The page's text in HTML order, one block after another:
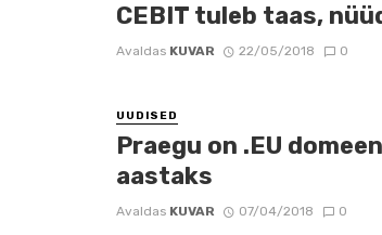
CEBIT tuleb taas,
Avaldas KUVAR 22/05/2018 0
UUDISED
Praegu on .EU
aastaks
Avaldas KUVAR 07/04/2018 0